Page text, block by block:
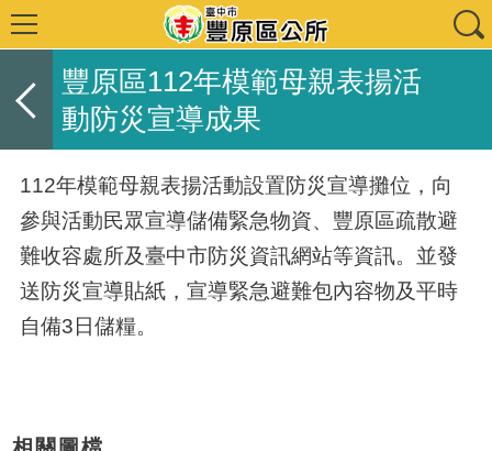
豐原區112年模範母親表揚活
動防災宣導成果
112年模範母親表揚活動設置防災宣導攤位，向
參與活動民眾宣導儲備緊急物資、豐原區疏散避
難收容處所及臺中市防災資訊網站等資訊。並發
送防災宣導貼紙，宣導緊急避難包內容物及平時
自備3日儲糧。